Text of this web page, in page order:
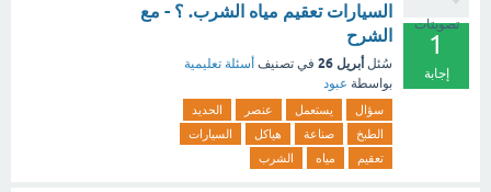
تصويتات
1
إجابة
السيارات تعقيم مياه الشرب. ؟ - مع
الشرح
سُئل أبريل 26 في تصنيف أسئلة تعليمية
بواسطة عبود
سؤال يستعمل عنصر
الحديد
الطبخ
صناعة هياكل
السيارات
تعقيم
مياه الشرب